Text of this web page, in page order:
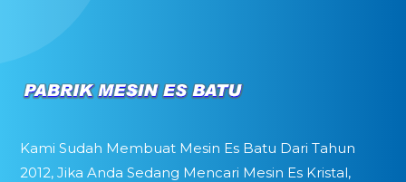
Kami Sudah Membuat Mesin Es Batu Dari Tahun
2012, Jika Anda Sedang Mencari Mesin Es Kristal,